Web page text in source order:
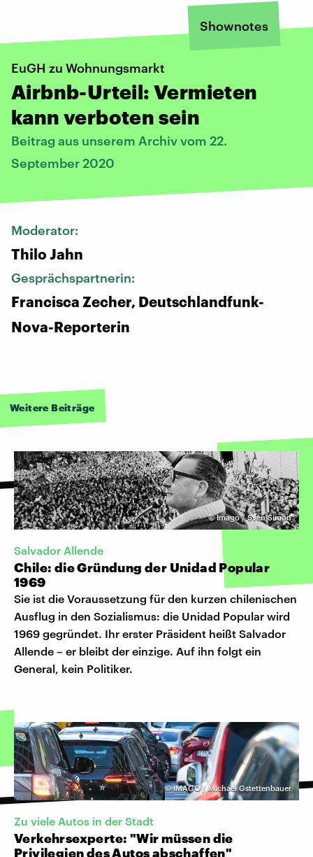
Shownotes
EuGH zu Wohnungsmarkt
Airbnb-Urteil: Vermieten
kann verboten sein
Beitrag aus unserem Archiv vom 22.
September 2020
Moderator:
Thilo Jahn
Gesprächspartnerin:
Francisca Zecher, Deutschlandfunk-
Nova-Reporterin
Weitere Beiträge
©Imago / Sven Simon
Salvador Allende
Chile: die Gründung der Unidad Popular
1969
Sie ist die Voraussetzung für den kurzen chilenischen
Ausflug in den Sozialismus: die Unidad Popular wird
1969 gegründet. Ihr erster Präsident heißt Salvador
Allende – er bleibt der einzige. Auf ihn folgt ein
General, kein Politiker.
©IMAGO / Michael Gstettenbauer
Zu viele Autos in der Stadt
Verkehrsexperte: "Wir müssen die
Privilegien des Autos abschaffen"